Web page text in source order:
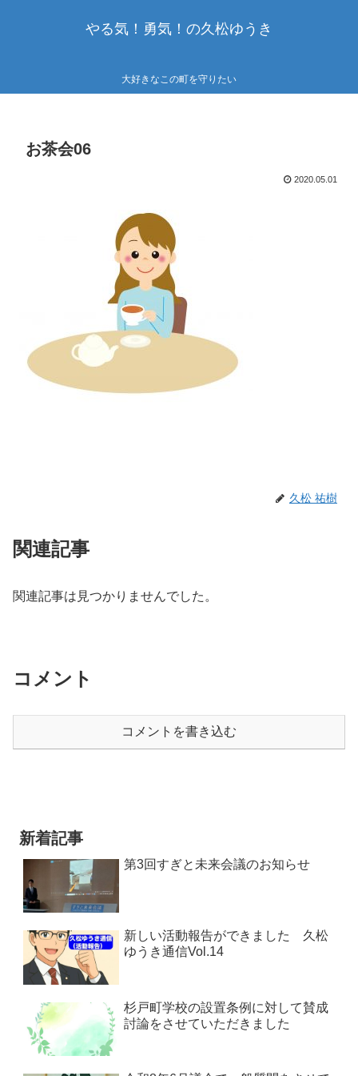
やる気！勇気！の久松ゆうき
大好きなこの町を守りたい
お茶会06
2020.05.01
久松 祐樹
関連記事
関連記事は見つかりませんでした。
コメント
コメントを書き込む
新着記事
第3回すぎと未来会議のお知らせ
新しい活動報告ができました 久松
ゆうき通信Vol.14
杉戸町学校の設置条例に対して賛成
討論をさせていただきました